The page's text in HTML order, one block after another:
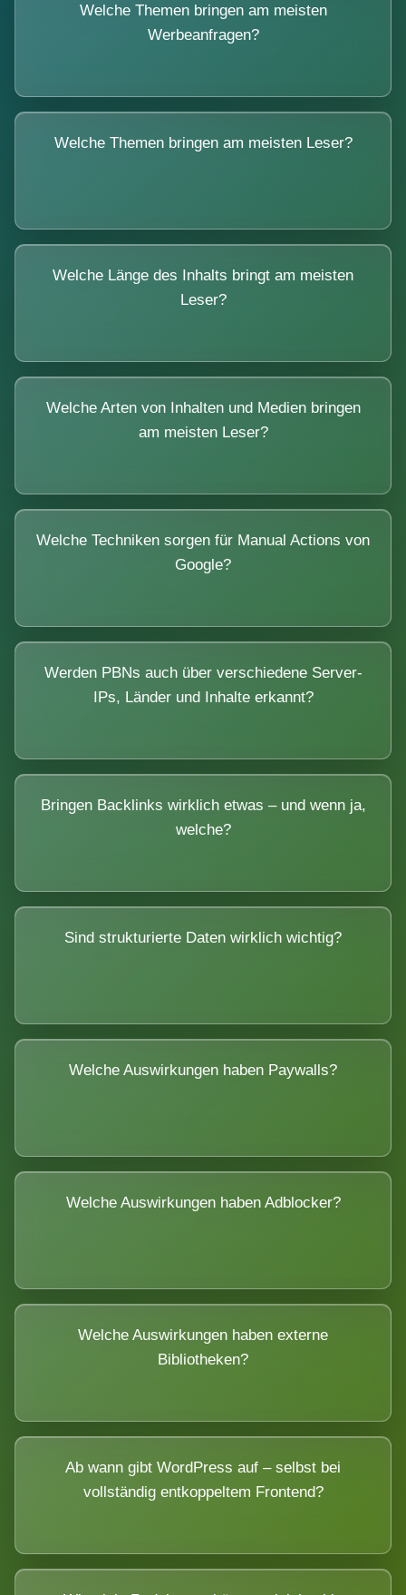
Welche Themen bringen am meisten
Werbeanfragen?
Welche Themen bringen am meisten Leser?
Welche Länge des Inhalts bringt am meisten
Leser?
Welche Arten von Inhalten und Medien bringen
am meisten Leser?
Welche Techniken sorgen für Manual Actions von
Google?
Werden PBNs auch über verschiedene Server-
IPs, Länder und Inhalte erkannt?
Bringen Backlinks wirklich etwas – und wenn ja,
welche?
Sind strukturierte Daten wirklich wichtig?
Welche Auswirkungen haben Paywalls?
Welche Auswirkungen haben Adblocker?
Welche Auswirkungen haben externe
Bibliotheken?
Ab wann gibt WordPress auf – selbst bei
vollständig entkoppeltem Frontend?